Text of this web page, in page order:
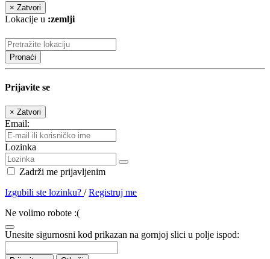
× Zatvori
Lokacije u :zemlji
Pronaći
Prijavite se
× Zatvori
Email:
Lozinka
Zadrži me prijavljenim
Izgubili ste lozinku? /Registruj me
Ne volimo robote :(
Unesite sigurnosni kod prikazan na gornjoj slici u polje ispod: